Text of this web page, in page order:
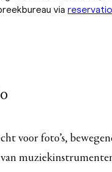
via
voor foto’s,